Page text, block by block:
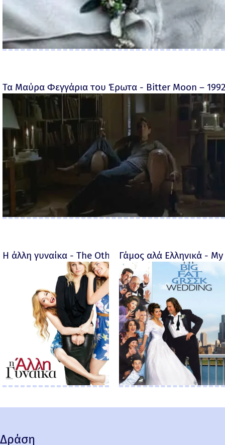
Τα Μαύρα Φεγγάρια του Έρωτα - Bitter Moon –
Η άλλη γυναίκα - The Other Woman – 2014
Γάμος αλά Ελληνικά -
Δράση